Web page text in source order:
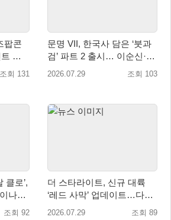
팝콘
성
위해
조회 131
문명 VII, 한국사 담은 ‘붓과
검’ 파트 2 출시… 이순신·고
려·조선 추가
2026.07.29 조회 103
클로’,
나조
조회 92
더 스타라이트, 신규 대륙
‘레드 사막’ 업데이트…다섯
번째 대륙 개방
2026.07.29 조회 89